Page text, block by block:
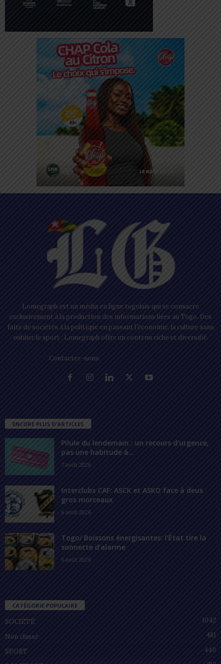
Lomegraph est un média en ligne togolais qui se consacre
exclusivement à la production des informations liées au Togo. Des
faits de sociétés à la politique en passant l’économie, la culture sans
oublier le sport ; Lomegraph offre un contenu riche et diversifié.
Contactez-nous:
ENCORE PLUS D'ARTICLES
Pilule du lendemain : un recours d’urgence,
pas une habitude à...
7 août 2026
Interclubs CAF: ASCK et ASKO face à deux
gros morceaux
6 août 2026
Togo/ Boissons énergisantes: l’État tire la
sonnette d’alarme
6 août 2026
CATÉGORIE POPULAIRE
SOCIÉTÉ
1042
Non classé
481
SPORT
440